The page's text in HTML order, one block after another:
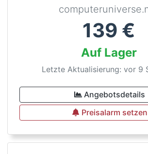
139 €
Auf Lager
Letzte Aktualisierung: vor 9
Angebotsdetails
Preisalarm setzen